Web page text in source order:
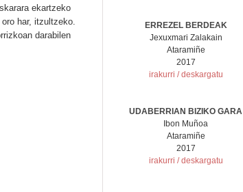
ekartzeko
har, itzultzeko.
darabilen
ERREZEL BERDEAK
Jexuxmari Zalakain
Ataramiñe
2017
irakurri / deskargatu
UDABERRIAN BIZIKO GARA
Ibon Muñoa
Ataramiñe
2017
irakurri / deskargatu